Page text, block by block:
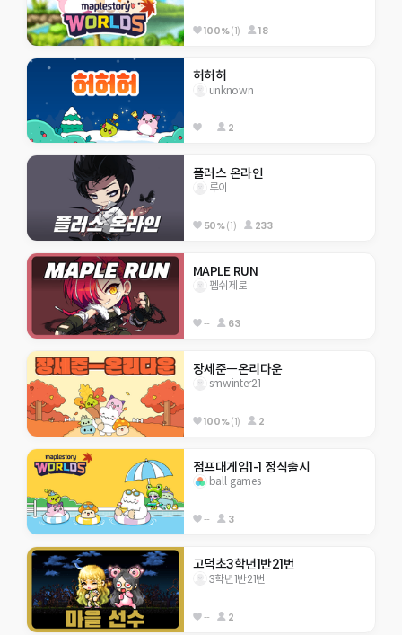
100%(1) 18
허허허
unknown
-- 2
플러스 온라인
루이
50%(1) 233
MAPLE RUN
펩쉬제로
-- 63
장세준ㅡ온리다운
smwinter21
100%(1) 2
점프대게임1-1 정식출시
ball games
-- 3
고덕초3학년1반21번
3학년1반21번
-- 2